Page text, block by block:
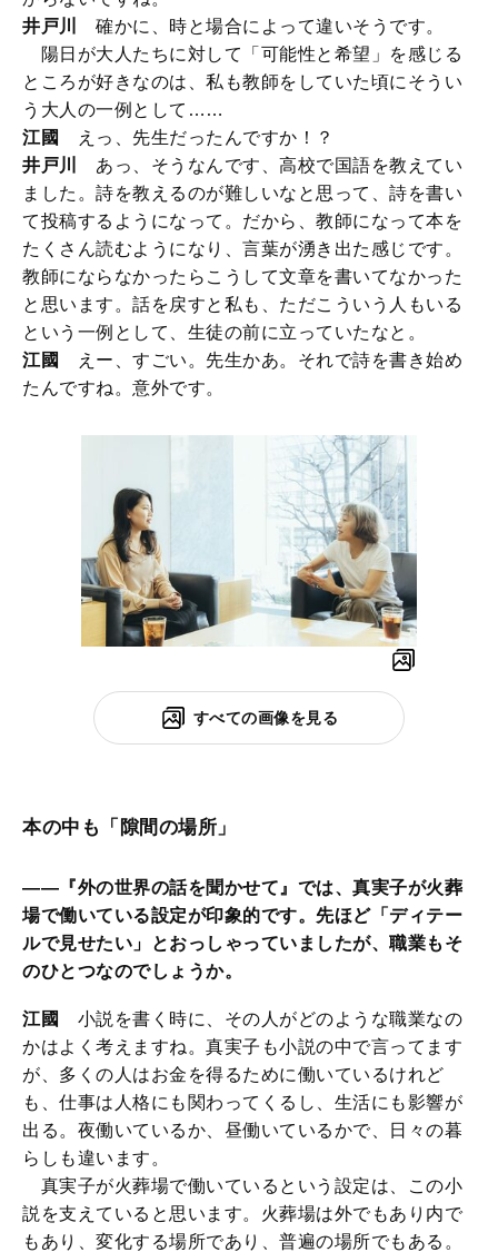
井戸川
確かに、時と場合によって違いそうです。
陽日が大人たちに対して「可能性と希望」を感じる
ところが好きなのは、私も教師をしていた頃にそうい
う大人の一例として……
江國
えっ、先生だったんですか！？
井戸川
あっ、そうなんです、高校で国語を教えてい
ました。詩を教えるのが難しいなと思って、詩を書い
て投稿するようになって。だから、教師になって本を
たくさん読むようになり、言葉が湧き出た感じです。
教師にならなかったらこうして文章を書いてなかった
と思います。話を戻すと私も、ただこういう人もいる
という一例として、生徒の前に立っていたなと。
江國
えー、すごい。先生かあ。それで詩を書き始め
たんですね。意外です。
すべての画像を見る
本の中も「隙間の場所」
――『外の世界の話を聞かせて』では、真実子が火葬
場で働いている設定が印象的です。先ほど「ディテー
ルで見せたい」とおっしゃっていましたが、職業もそ
のひとつなのでしょうか。
江國
小説を書く時に、その人がどのような職業なの
かはよく考えますね。真実子も小説の中で言ってます
が、多くの人はお金を得るために働いているけれど
も、仕事は人格にも関わってくるし、生活にも影響が
出る。夜働いているか、昼働いているかで、日々の暮
らしも違います。
真実子が火葬場で働いているという設定は、この小
説を支えていると思います。火葬場は外でもあり内で
もあり、変化する場所であり、普遍の場所でもある。